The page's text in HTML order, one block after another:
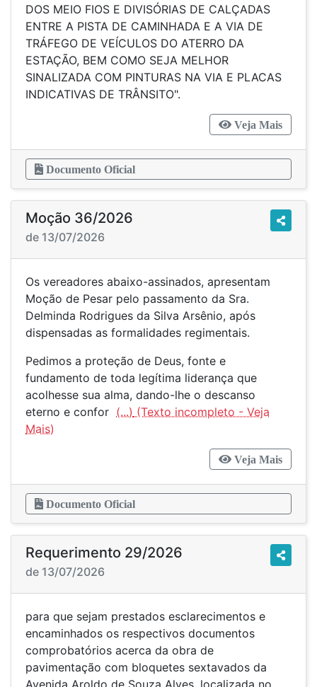
DOS MEIO FIOS E DIVISÓRIAS DE CALÇADAS
ENTRE A PISTA DE CAMINHADA E A VIA DE
TRÁFEGO DE VEÍCULOS DO ATERRO DA
ESTAÇÃO, BEM COMO SEJA MELHOR
SINALIZADA COM PINTURAS NA VIA E PLACAS
INDICATIVAS DE TRÂNSITO".
Veja Mais
Documento Oficial
Moção 36/2026
de 13/07/2026
Os vereadores abaixo-assinados, apresentam
Moção de Pesar pelo passamento da Sra.
Delminda Rodrigues da Silva Arsênio, após
dispensadas as formalidades regimentais.
Pedimos a proteção de Deus, fonte e
fundamento de toda legítima liderança que
acolhesse sua alma, dando-lhe o descanso
eterno e confor (...)
Veja Mais
Documento Oficial
Requerimento 29/2026
de 13/07/2026
para que sejam prestados esclarecimentos e
encaminhados os respectivos documentos
comprobatórios acerca da obra de
pavimentação com bloquetes sextavados da
Avenida Aroldo de Souza Alves, localizada no